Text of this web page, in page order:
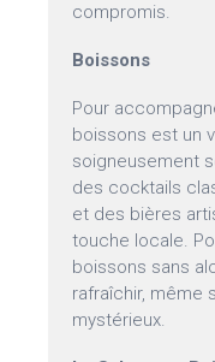
compromis.
Boissons
Pour
boissons est un
soigneusement
des cocktails
et des bières
touche locale.
boissons sans
rafraîchir, même
mystérieux.